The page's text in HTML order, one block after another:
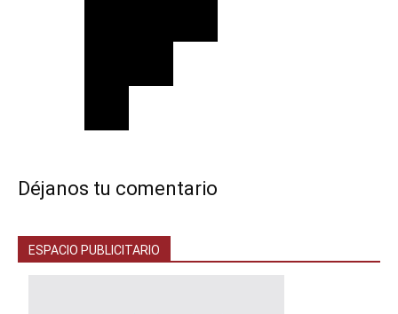
Déjanos tu comentario
ESPACIO PUBLICITARIO